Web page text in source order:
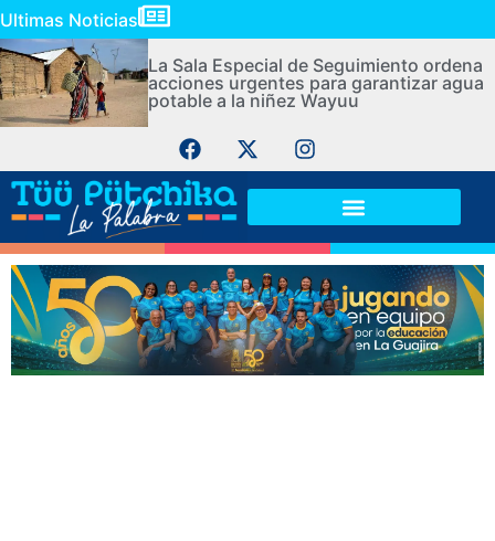
Ultimas Noticias
La Sala Especial de Seguimiento ordena
acciones urgentes para garantizar agua
potable a la niñez Wayuu